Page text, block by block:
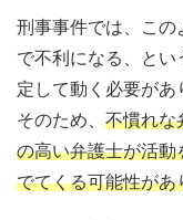
刑事事件では、この
で不利になる、と
定して動く必要があ
そのため、 不慣れな
の高い弁護士が活動
でてくる可能性があ